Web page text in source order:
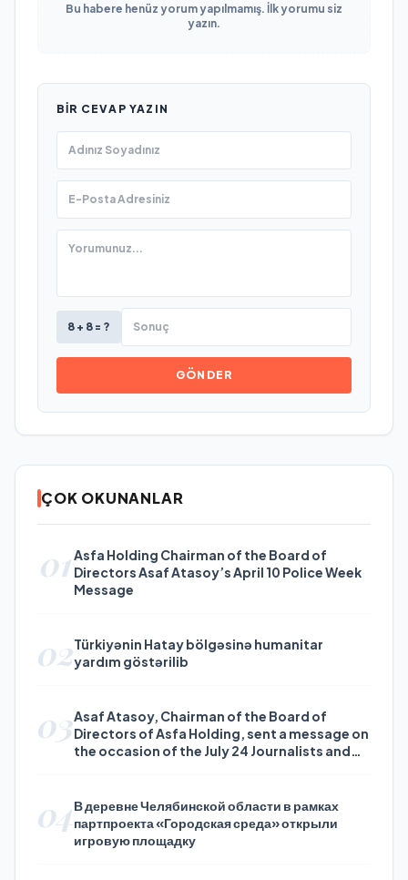
Bu habere henüz yorum yapılmamış. İlk yorumu siz
yazın.
BIR CEVAP YAZIN
8 + 8 = ?
GÖNDER
ÇOK OKUNANLAR
01Asfa Holding Chairman of the Board of
Directors Asaf Atasoy’s April 10 Police Week
Message
02Türkiyənin Hatay bölgəsinə humanitar
yardım göstərilib
03Asaf Atasoy, Chairman of the Board of
Directors of Asfa Holding, sent a message on
the occasion of the July 24 Journalists and
04В деревне Челябинской области в рамках
партпроекта «Городская среда» открыли
игровую площадку